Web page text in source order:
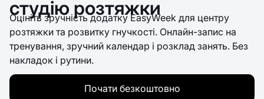
студію розтяжки
Оцініть зручність додатку EasyWeek для центру
розтяжки та розвитку гнучкості. Онлайн-запис на
тренування, зручний календар і розклад занять. Без
накладок і рутини.
Почати безкоштовно